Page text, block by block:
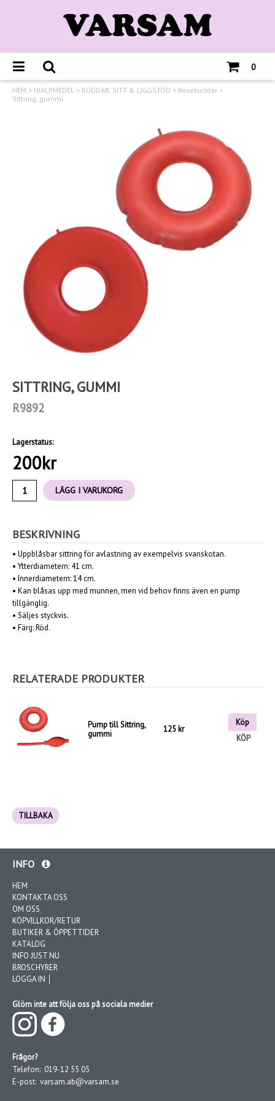
0
HEM > HJÄLPMEDEL > KUDDAR, SITT & LIGGSTÖD > Resekuddar >
Sittring, gummi
SITTRING, GUMMI
R9892
Lagerstatus:
200kr
LÄGG I VARUKORG
BESKRIVNING
• Uppblåsbar sittring för avlastning av exempelvis svanskotan.
• Ytterdiametern: 41 cm.
• Innerdiametern: 14 cm.
• Kan blåsas upp med munnen, men vid behov finns även en pump
tillgänglig.
• Säljes styckvis.
• Färg: Röd.
RELATERADE PRODUKTER
Pump till Sittring,
gummi
125 kr
Köp
KÖP
TILLBAKA
INFO
HEM
KONTAKTA OSS
OM OSS
KÖPVILLKOR/RETUR
BUTIKER & ÖPPETTIDER
KATALOG
INFO JUST NU
BROSCHYRER
LOGGA IN │
Glöm inte att följa oss på sociala medier
Frågor?
Telefon: 019-12 55 05
E-post: varsam.ab@varsam.se